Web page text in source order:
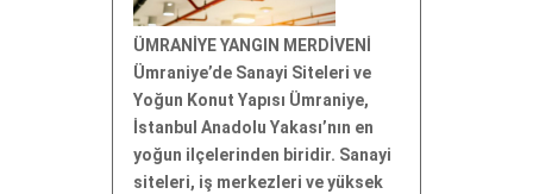
ÜMRANİYE YANGIN MERDİVENİ
Ümraniye’de Sanayi Siteleri ve
Yoğun Konut Yapısı Ümraniye,
İstanbul Anadolu Yakası’nın en
yoğun ilçelerinden biridir. Sanayi
siteleri, iş merkezleri ve yüksek